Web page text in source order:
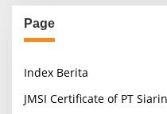
Page
Index Berita
JMSI Certificate of PT